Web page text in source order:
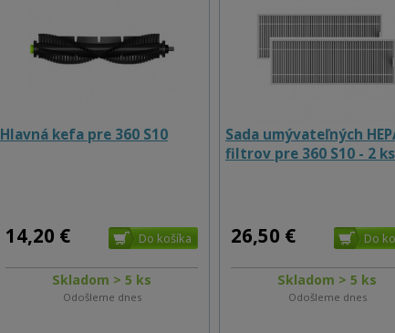
Hlavná kefa pre 360 S10
14,20 €
Skladom > 5 ks
Odošleme dnes
Sada umývateľných
filtrov pre 360 S10 - 2 ks
26,50 €
Skladom > 5 ks
Odošleme dnes